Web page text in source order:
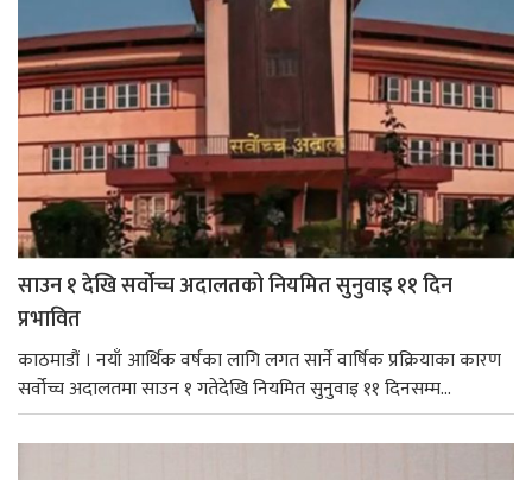
साउन १ देखि सर्वोच्च अदालतको नियमित सुनुवाइ ११ दिन
प्रभावित
काठमाडौं । नयाँ आर्थिक वर्षका लागि लगत सार्ने वार्षिक प्रक्रियाका कारण
सर्वोच्च अदालतमा साउन १ गतेदेखि नियमित सुनुवाइ ११ दिनसम्म...